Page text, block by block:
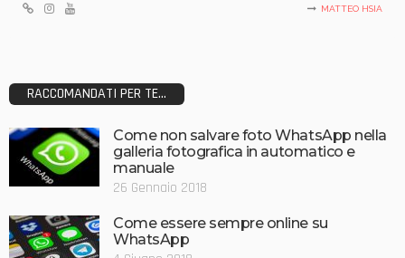
MATTEO HSIA
RACCOMANDATI PER TE...
Come non salvare foto WhatsApp nella
galleria fotografica in automatico e
manuale
26 Gennaio 2018
Come essere sempre online su
WhatsApp